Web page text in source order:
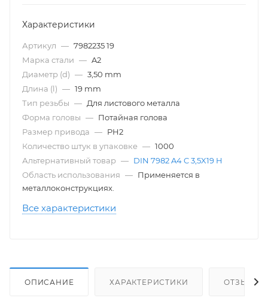
Характеристики
Артикул — 7982235 19
Марка стали — A2
Диаметр (d) — 3,50 mm
Длина (l) — 19 mm
Тип резьбы — Для листового металла
Форма головы — Потайная голова
Размер привода — PH2
Количество штук в упаковке — 1000
Альтернативный товар — DIN 7982 A4 C 3,5X19 H
Область использования — Применяется в
металлоконструкциях.
Все характеристики
ОПИСАНИЕ ХАРАКТЕРИСТИКИ ОТЗЫВЫ